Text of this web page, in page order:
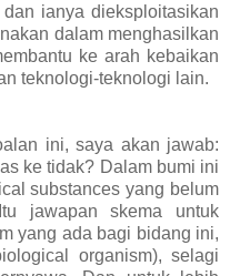
ianya dieksploitasikan
dalam menghasilkan
ke arah kebaikan
teknologi-teknologi lain.
ini, saya akan jawab:
ke tidak? Dalam bumi ini
substances yang belum
jawapan skema untuk
yang ada bagi bidang ini,
organism), selagi